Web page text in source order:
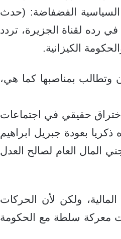
الفضفاضة: (حدث
رده لقناة الجزيرة، تردد
الكيزانية.
وتطالب بمناصبها كما هي،
حقيقي في اجتماعات
بعودة جبريل ابراهيم
المال العام لصالح العدل
ولكن لأن الحركات
معركة سلطة مع الحكومة